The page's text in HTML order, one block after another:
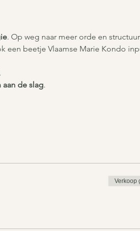
. Op weg naar meer orde en
een beetje Vlaamse Marie Kondo
aan de slag.
Verkoop